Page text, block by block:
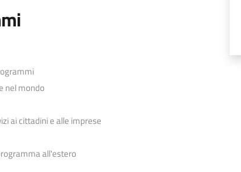
nel mondo
ai cittadini e alle imprese
all'estero